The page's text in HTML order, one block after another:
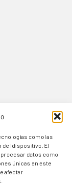
como las
del dispositivo. El
datos como
únicas en este
afectar